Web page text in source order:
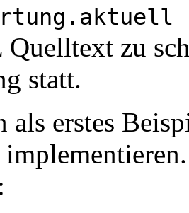
zu
statt.
als erstes